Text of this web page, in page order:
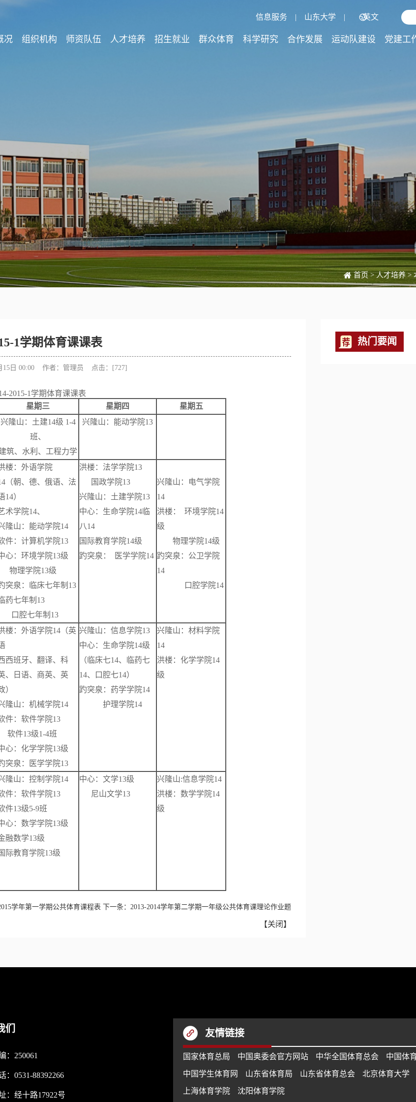
信息服务 | 山东大学 |英文
况 组织机构 师资队伍 人才培养 招生就业 群众体育 科学研究 合作发展 运动队建设 党建工
首页>人才培养 >
1学期体育课课表
15日 00:00 作者：管理员 点击：[727]
2015-1学期体育课课表
星期三 星期四
星期五
兴隆山：土建14级 1-4
班、
筑、水利、工程力学
兴隆山：能动学院13
楼：外语学院
（朝、德、俄语、法
14）
术学院14、
隆山：能动学院14
件：计算机学院13
心：环境学院13级
物理学院13级
突泉：临床七年制13
临药七年制13
口腔七年制13
洪楼：法学学院13
国政学院13
兴隆山：土建学院13
中心：生命学院14临
八14
国际教育学院14级
趵突泉： 医学学院14
兴隆山：电气学院
14
洪楼： 环境学院14
级
物理学院14级
趵突泉：公卫学院
14
口腔学院14
楼：外语学院14（英
西班牙、翻译、科
、日语、商英、英
）
隆山：机械学院14
件：软件学院13
软件13级1-4班
心：化学学院13级
突泉：医学学院13
兴隆山：信息学院13
中心：生命学院14级
（临床七14、临药七
14、口腔七14）
趵突泉：药学学院14
护理学院14
兴隆山：材料学院
14
洪楼：化学学院14
级
隆山：控制学院14
件：软件学院13
件13级5-9班
心：数学学院13级
融数学13级
际教育学院13级
中心：文学13级
尼山文学13
兴隆山:信息学院14
洪楼：数学学院14
级
学年第一学期公共体育课程表 下一条： 2013-2014学年第二学期一年级公共体育课理论作业题
【关闭 】
热门要闻
们
：250061
：0531-88392266
：经十路17922号
友情链接
国家体育总局 中国奥委会官方网站 中华全国体育总会 中国体
中国学生体育网 山东省体育局 山东省体育总会 北京体育大学
上海体育学院 沈阳体育学院